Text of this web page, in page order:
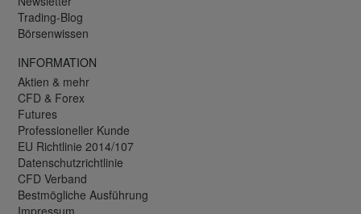
Trading-Blog
Börsenwissen
INFORMATION
Aktien & mehr
CFD & Forex
Futures
Professioneller Kunde
EU Richtlinie 2014/107
Datenschutzrichtlinie
CFD Verband
Bestmögliche Ausführung
Impressum